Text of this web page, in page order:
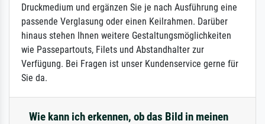
Druckmedium und ergänzen Sie je nach Ausführung eine
passende Verglasung oder einen Keilrahmen. Darüber
hinaus stehen Ihnen weitere Gestaltungsmöglichkeiten
wie Passepartouts, Filets und Abstandhalter zur
Verfügung. Bei Fragen ist unser Kundenservice gerne für
Sie da.
Wie kann ich erkennen, ob das Bild in meinen